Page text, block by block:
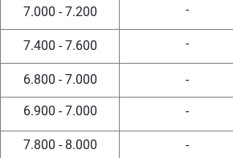
7.000 - 7.200 -
7.400 - 7.600 -
6.800 - 7.000 -
6.900 - 7.000 -
7.800 - 8.000 -